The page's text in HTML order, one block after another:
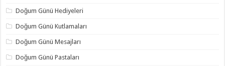
Doğum Günü Hediyeleri
Doğum Günü Kutlamaları
Doğum Günü Mesajları
Doğum Günü Pastaları